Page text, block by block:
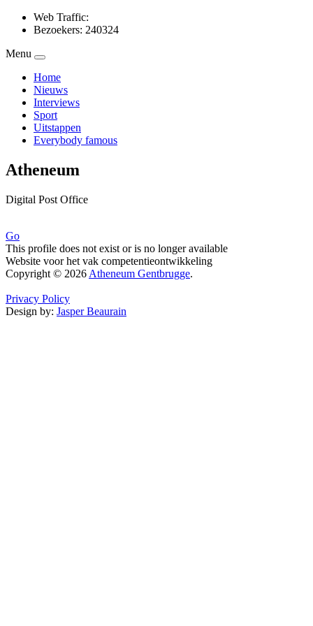
Web Traffic:
Bezoekers: 240324
Menu
Home
Nieuws
Interviews
Sport
Uitstappen
Everybody famous
Atheneum
Digital Post Office
Go
This profile does not exist or is no longer available
Website voor het vak competentieontwikkeling
Copyright © 2026 Atheneum Gentbrugge.
Privacy Policy
Design by: Jasper Beaurain